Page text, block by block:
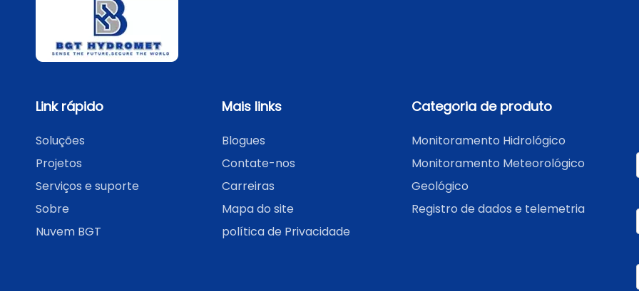
Link rápido
Soluções
Projetos
Serviços e suporte
Sobre
Nuvem BGT
Mais links
Blogues
Contate-nos
Carreiras
Mapa do site
política de Privacidade
Categoria de produto
Monitoramento Hidrológico
Monitoramento Meteorológico
Geológico
Registro de dados e telemetria